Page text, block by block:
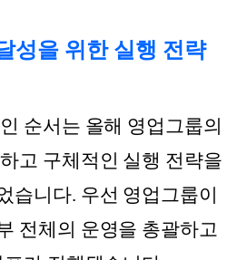
성을 위한 실행 전략
순서는 올해 영업그룹의
고 구체적인 실행 전략을
습니다. 우선 영업그룹이
전체의 운영을 총괄하고